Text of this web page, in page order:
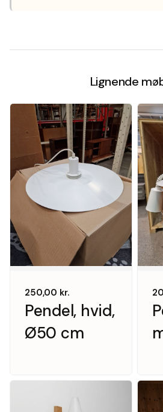
Lignende
Pendel, hvid,
Ø50 cm
250,00 kr.